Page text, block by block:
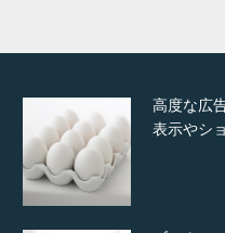
高度な広
表示やシ